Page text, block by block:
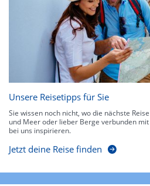
Unsere Reisetipps für Sie
Sie wissen noch nicht, wo die nächste
und Meer oder lieber Berge verbunden
bei uns inspirieren.
Jetzt deine Reise finden